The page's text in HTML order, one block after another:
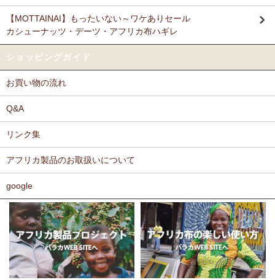
11/17：ティンガティンガ・アート～ロングサイズ（縦長・横長）
の作品新入荷！
11/17：ティンガティンガ・アート～マサイの作品新入荷！
～木彫職人ハンドメイド
荷！
11/11：ティンガティンガ・アート～Sサイズの作品 新入荷！作家
名ごとに2つのカテゴリーでご紹介します
→ 作家名 A―L
11/10：ティンガティンガ・アート【会員様シークレットセール】
～ワケあり限定品入荷！
11/5：ティンガティンガ・アート～Lサイズの作品 新入荷！作家
名ごとに2つのカテゴリーでご紹介します
→ 作家名 A―L
→ 作家名 M―Z
Ｎさまより キテンゲ リバーシブルB4トートバッグへのご
感想
以上に頑丈で持ちやすい。
Ｆさまより キテンゲ へのご感想
どのキテンゲも素敵な柄ばかりであれもこれも欲しかったのですが、
おこうと思っています。
ダンで北欧テイストを思わせるようなものもあったりして、毎回購入
するたびに嬉しく眺め入っております。
この布では何を作ろうか、どう飾ろうか・・・などと、想像力をかき
布の手触りもよく、縫いやすいので、大変気に入っております。
ホームページには目の詰まった綿素材のものを仕入れているとありま
したが、薄手のものや、ちょっと変わった素材のものも気になりま
す。常にたくさんの種類のあるカンガやキテンゲですが、新作新柄が
どんどん増えることを期待しております。
【MOTTAINAI】もったいない～ワケありセール
カシューナッツ・デーツ・アフリカ布ハギレ
ショッピングガイド
お買い物の流れ
Q&A
リンク集
アフリカ製品のお取扱いについて
google